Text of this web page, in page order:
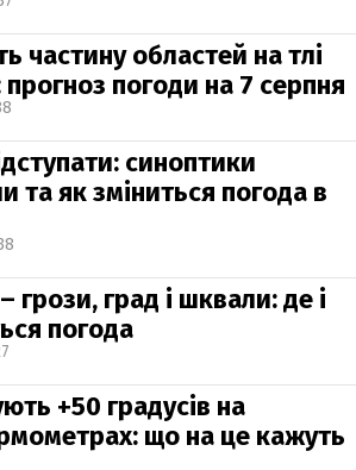
частину областей на тлі
прогноз погоди на 7 серпня
синоптики
та як зміниться погода в
грози, град і шквали: де і
погода
+50 градусів на
що на це кажуть